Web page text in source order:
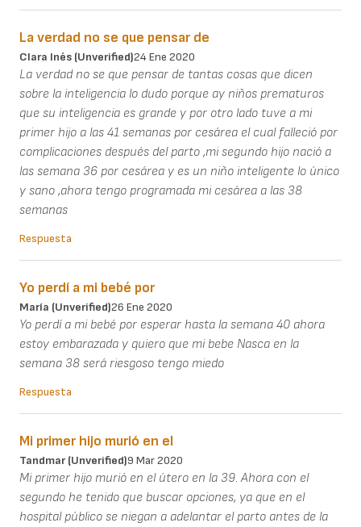
La verdad no se que pensar de
Clara Inés (unverified)24 Ene 2020
La verdad no se que pensar de tantas cosas que dicen
sobre la inteligencia lo dudo porque ay niños prematuros
que su inteligencia es grande y por otro lado tuve a mi
primer hijo a las 41 semanas por cesárea el cual falleció por
complicaciones después del parto ,mi segundo hijo nació a
las semana 36 por cesárea y es un niño inteligente lo único
y sano ,ahora tengo programada mi cesárea a las 38
semanas
Respuesta
Yo perdí a mi bebé por
María (unverified)26 Ene 2020
Yo perdí a mi bebé por esperar hasta la semana 40 ahora
estoy embarazada y quiero que mi bebe Nasca en la
semana 38 será riesgoso tengo miedo
Respuesta
Mi primer hijo murió en el
Tandmar (unverified)9 Mar 2020
Mi primer hijo murió en el útero en la 39. Ahora con el
segundo he tenido que buscar opciones, ya que en el
hospital público se niegan a adelantar el parto antes de la